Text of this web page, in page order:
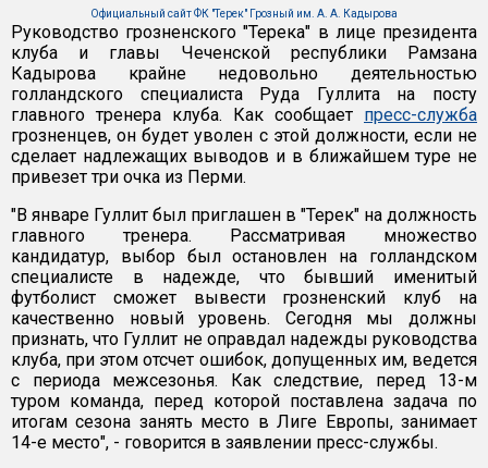
Официальный сайт ФК "Терек" Грозный им. А. А. Кадырова
Руководство грозненского "Терека" в лице президента
клуба и главы Чеченской республики Рамзана
Кадырова крайне недовольно деятельностью
голландского специалиста Руда Гуллита на посту
главного тренера клуба. Как сообщает пресс-служба
грозненцев, он будет уволен с этой должности, если не
сделает надлежащих выводов и в ближайшем туре не
привезет три очка из Перми.
"В январе Гуллит был приглашен в "Терек" на должность
главного тренера. Рассматривая множество
кандидатур, выбор был остановлен на голландском
специалисте в надежде, что бывший именитый
футболист сможет вывести грозненский клуб на
качественно новый уровень. Сегодня мы должны
признать, что Гуллит не оправдал надежды руководства
клуба, при этом отсчет ошибок, допущенных им, ведется
с периода межсезонья. Как следствие, перед 13-м
туром команда, перед которой поставлена задача по
итогам сезона занять место в Лиге Европы, занимает
14-е место", - говорится в заявлении пресс-службы.